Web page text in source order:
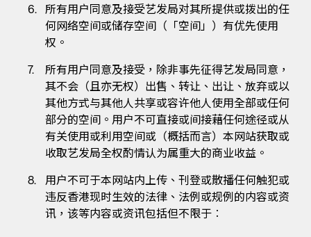
所有用户同意及接受艺发局对其所提供或拨出的任
何网络空间或储存空间（「空间」）有优先使用
权。
所有用户同意及接受，除非事先征得艺发局同意，
其不会（且亦无权）出售、转让、出让、放弃或以
其他方式与其他人共享或容许他人使用全部或任何
部分的空间。用户不可直接或间接藉任何途径或从
有关使用或利用空间或（概括而言）本网站获取或
收取艺发局全权酌情认为属重大的商业收益。
用户不可于本网站内上传、刊登或散播任何触犯或
违反香港现时生效的法律、法例或规例的内容或资
讯，该等内容或资讯包括但不限于︰